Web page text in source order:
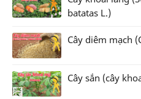
batatas L.)
Cây diêm mạch
Cây sắn (cây